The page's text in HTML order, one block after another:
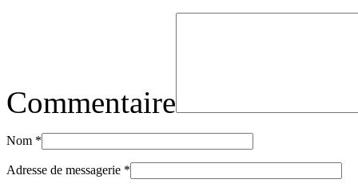
Commentaire
Nom *
Adresse de messagerie *